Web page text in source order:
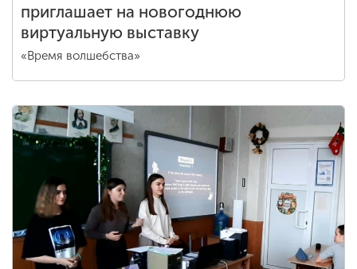
приглашает на новогоднюю
виртуальную выставку
«Время волшебства»